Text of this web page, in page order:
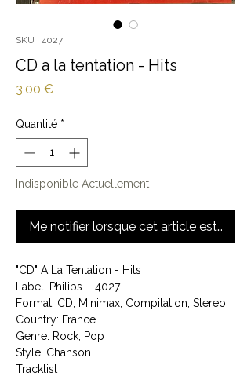
SKU : 4027
CD a la tentation - Hits
3,00 €Prix
Quantité *
Indisponible Actuellement
Me notifier lorsque cet article est
"CD" A La Tentation - Hits
Label: Philips ‎– 4027
Format: CD, Minimax, Compilation, Stereo
Country: France
Genre: Rock, Pop
Style: Chanson
Tracklist